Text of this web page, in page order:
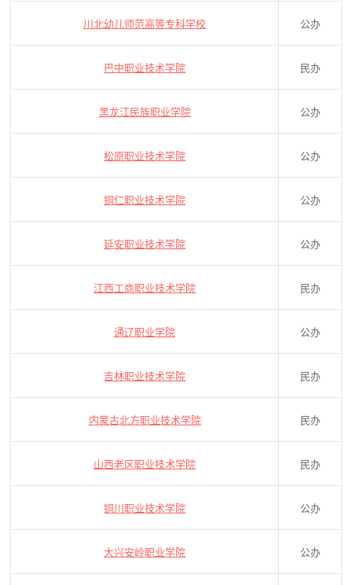
川北幼儿师范高等专科学校 公办
巴中职业技术学院 民办
黑龙江民族职业学院 公办
松原职业技术学院 公办
铜仁职业技术学院 公办
延安职业技术学院 公办
江西工商职业技术学院 民办
通辽职业学院 公办
吉林职业技术学院 民办
内蒙古北方职业技术学院 民办
山西老区职业技术学院 民办
铜川职业技术学院 公办
大兴安岭职业学院 公办